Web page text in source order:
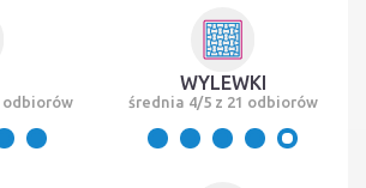
odbiorów
WYLEWKI
średnia 4/5 z 21 odbiorów